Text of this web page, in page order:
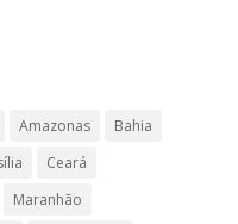
Amazonas
Bahia
Ceará
Maranhão